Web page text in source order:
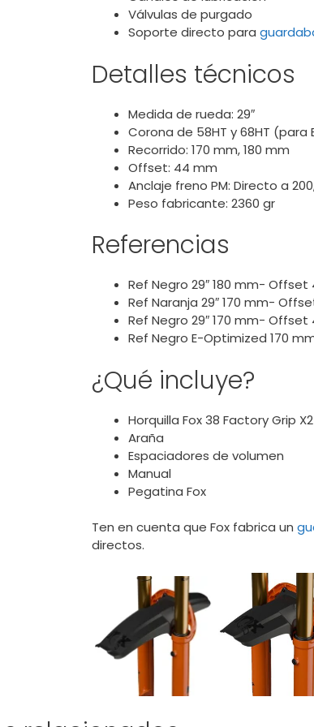
Válvulas de purgado
Soporte directo para
Detalles técnicos
Medida de rueda: 29″
Corona de 58HT y 68HT
Recorrido: 170 mm, 180 mm
Offset: 44 mm
Anclaje freno PM: Directo a
Peso fabricante: 2360 gr
Referencias
Ref Negro 29″ 180 mm- Offset
Ref Naranja 29″ 170 mm-
Ref Negro 29″ 170 mm- Offset
Ref Negro E-Optimized 170
¿Qué incluye?
Horquilla Fox 38 Factory Grip
Araña
Espaciadores de volumen
Manual
Pegatina Fox
Ten en cuenta que Fox fabrica un
directos.